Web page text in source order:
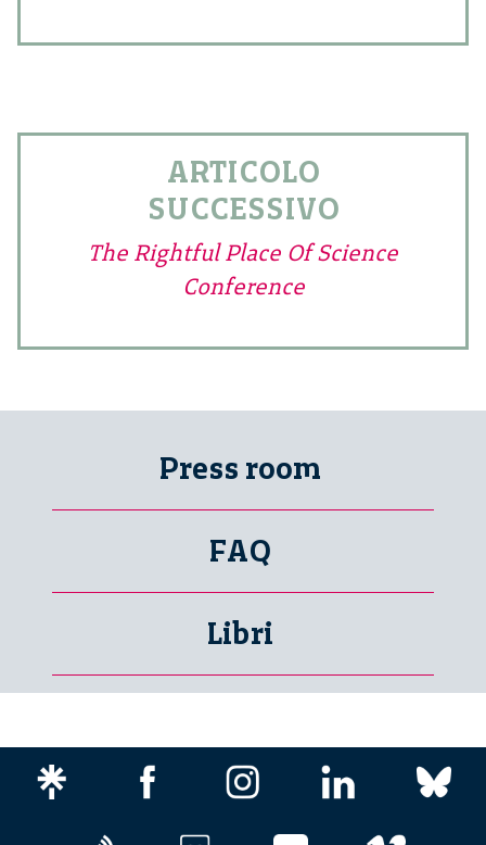
ARTICOLO
SUCCESSIVO
The Rightful Place Of Science
Conference
Press room
FAQ
Libri